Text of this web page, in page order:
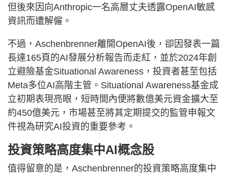
但後來因向Anthropic一名高層丈夫透露OpenAI敏感
資訊而遭解僱。
不過，Aschenbrenner離開OpenAI後，卻因發表一篇
長達165頁的AI發展分析報告而走紅，並於2024年創
立避險基金Situational Awareness，投資者甚至包括
Meta多位AI高階主管。Situational Awareness基金成
立初期表現亮眼，短時間內便將數億美元資金擴大至
約450億美元，市場甚至將其定期提交的監管申報文
件視為研究AI投資的重要參考。
投資策略高度集中AI概念股
值得留意的是，Aschenbrenner的投資策略高度集中